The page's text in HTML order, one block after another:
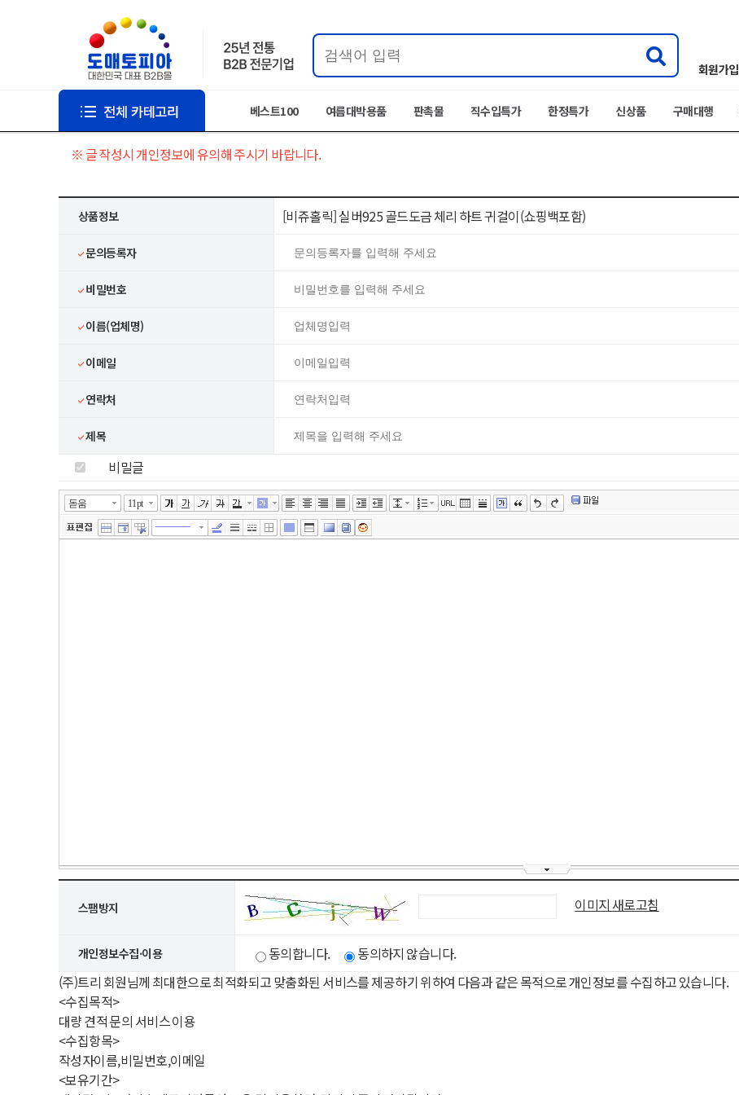
회원가입
베스트100 여름대박용품 판촉물 직수입특가 한정특가 신상품 구매대행
※ 글 작성시 개인정보에 유의해 주시기 바랍니다.
상품정보 [비쥬홀릭] 실버925 골드도금 체리 하트 귀걸이(쇼핑백포함)
문의등록자
비밀번호
이름(업체명)
이메일
연락처
제목
비밀글
돋움 11pt
넓게쓰기
툴바 더보기
에디터
스팸방지 이미지 새로고침
개인정보수집·이용 동의합니다.
동의하지 않습니다.
(주)트리 회원님께 최대한으로 최적화되고 맞춤화된 서비스를 제공하기 위하여 다음과 같은 목적으로 개인정보를 수집하고 있습니다.
<수집목적>
대량 견적 문의 서비스 이용
<수집항목>
작성자이름,비밀번호,이메일
<보유기간>